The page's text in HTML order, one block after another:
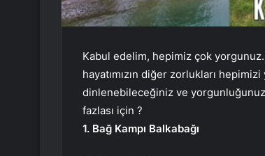
Kabul edelim, hepimiz çok
hayatımızın diğer zorlukları
dinlenebileceğiniz ve
fazlası için ?
1. Bağ Kampı Balkabağı